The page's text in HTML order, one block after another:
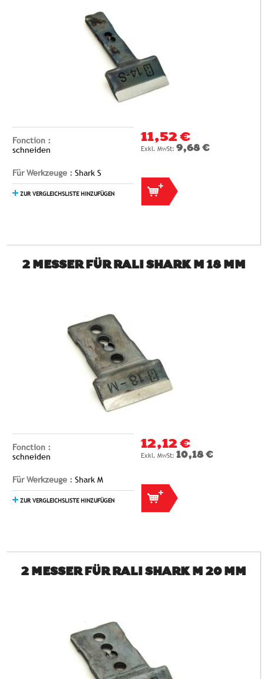
Fonction :
schneiden
Für Werkzeuge : Shark S
ZUR VERGLEICHSLISTE HINZUFÜGEN
11,52 €
9,68 €
2 MESSER FÜR RALI SHARK M 18 MM
Fonction :
schneiden
Für Werkzeuge : Shark M
ZUR VERGLEICHSLISTE HINZUFÜGEN
12,12 €
10,18 €
2 MESSER FÜR RALI SHARK M 20 MM